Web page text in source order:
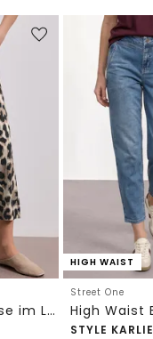
7/8 Wide Leg Hose im Loose Fit mit Print
HIGH WAIST
Street One
STYLE KARLIE